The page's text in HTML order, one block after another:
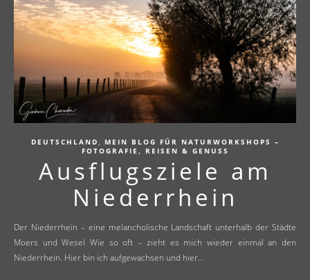
DEUTSCHLAND , MEIN BLOG FÜR NATURWORKSHOPS –
FOTOGRAFIE, REISEN & GENUSS
Ausflugsziele am
Niederrhein
Der Niederrhein – eine melancholische Landschaft unterhalb der Städte
Moers und Wesel Wie so oft – zieht es mich wieder einmal an den
Niederrhein. Hier bin ich aufgewachsen und hier…